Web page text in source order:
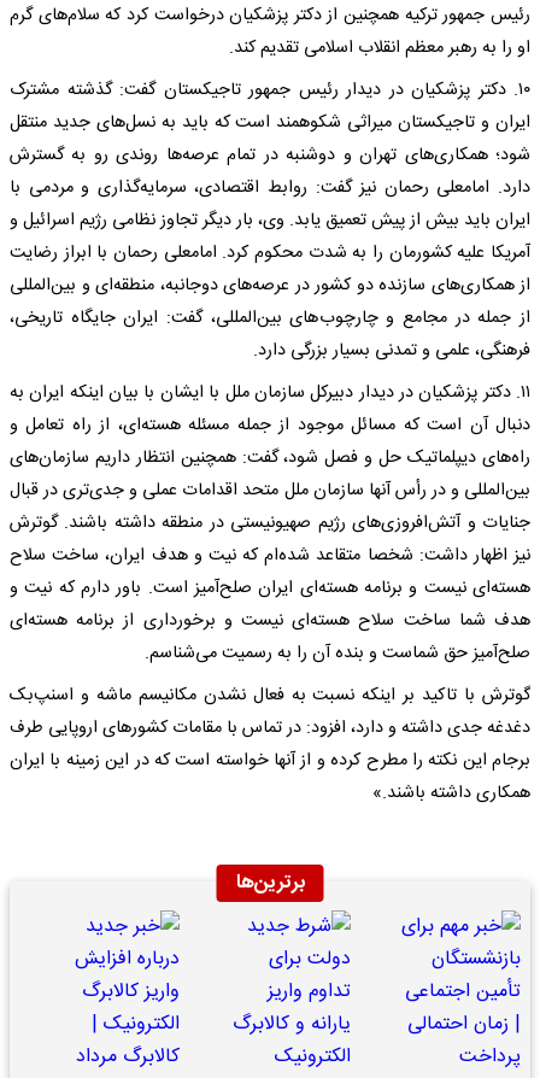
رئیس جمهور ترکیه همچنین از دکتر پزشکیان درخواست کرد که سلام‌های گرم
او را به رهبر معظم انقلاب اسلامی تقدیم کند.
۱۰. دکتر پزشکیان در دیدار رئیس جمهور تاجیکستان گفت: گذشته مشترک
ایران و تاجیکستان میراثی شکوهمند است که باید به نسل‌های جدید منتقل
شود؛ همکاری‌های تهران و دوشنبه در تمام عرصه‌ها روندی رو به گسترش
دارد. امامعلی رحمان نیز گفت: روابط اقتصادی، سرمایه‌گذاری و مردمی با
ایران باید بیش از پیش تعمیق یابد. وی، بار دیگر تجاوز نظامی رژیم اسرائیل و
آمریکا علیه کشورمان را به شدت محکوم کرد. امامعلی رحمان با ابراز رضایت
از همکاری‌های سازنده دو کشور در عرصه‌های دوجانبه، منطقه‌ای و بین‌المللی
از جمله در مجامع و چارچوب‌های بین‌المللی، گفت: ایران جایگاه تاریخی،
فرهنگی، علمی و تمدنی بسیار بزرگی دارد.
۱۱. دکتر پزشکیان در دیدار دبیرکل سازمان ملل با ایشان با بیان اینکه ایران به
دنبال آن است که مسائل موجود از جمله مسئله هسته‌ای، از راه تعامل و
راه‌های دیپلماتیک حل و فصل شود، گفت: همچنین انتظار داریم سازمان‌های
بین‌المللی و در رأس آنها سازمان ملل متحد اقدامات عملی و جدی‌تری در قبال
جنایات و آتش‌افروزی‌های رژیم صهیونیستی در منطقه داشته باشند. گوترش
نیز اظهار داشت: شخصا متقاعد شده‌ام که نیت و هدف ایران، ساخت سلاح
هسته‌ای نیست و برنامه هسته‌ای ایران صلح‌آمیز است. باور دارم که نیت و
هدف شما ساخت سلاح هسته‌ای نیست و برخورداری از برنامه هسته‌ای
صلح‌آمیز حق شماست و بنده آن را به رسمیت می‌شناسم.
گوترش با تاکید بر اینکه نسبت به فعال نشدن مکانیسم ماشه و اسنپ‌بک
دغدغه جدی داشته و دارد، افزود: در تماس با مقامات کشورهای اروپایی طرف
برجام این نکته را مطرح کرده و از آنها خواسته‌ است که در این زمینه با ایران
همکاری داشته باشند.»
برترین‌ها